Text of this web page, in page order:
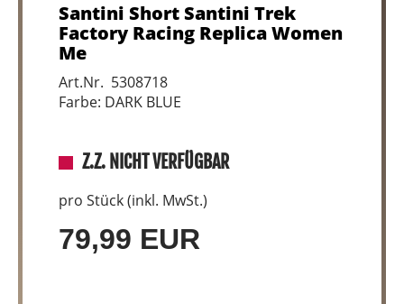
Santini Short Santini Trek
Factory Racing Replica Women
Me
Art.Nr. 5308718
Farbe: DARK BLUE
Z.Z. NICHT VERFÜGBAR
pro Stück (inkl. MwSt.)
79,99 EUR